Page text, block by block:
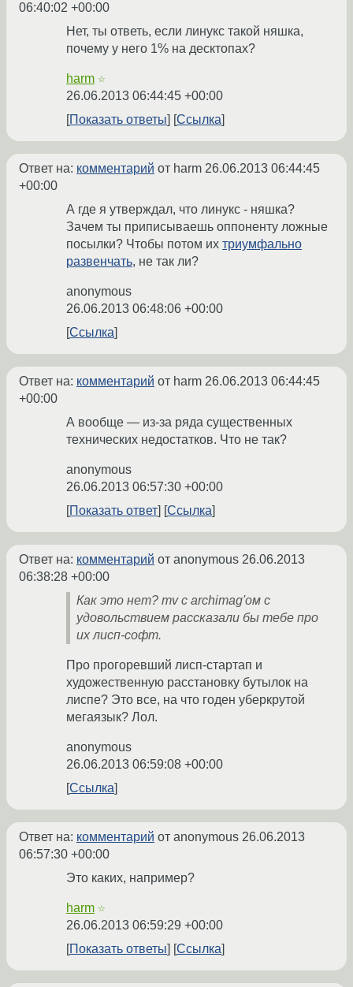
06:40:02 +00:00
Нет, ты ответь, если линукс такой няшка,
почему у него 1% на десктопах?
harm ☆
26.06.2013 06:44:45 +00:00
Показать ответы
Ссылка
Ответ на: комментарий от harm 26.06.2013 06:44:45
+00:00
А где я утверждал, что линукс - няшка?
Зачем ты приписываешь оппоненту ложные
посылки? Чтобы потом их триумфально
развенчать, не так ли?
anonymous
26.06.2013 06:48:06 +00:00
Ссылка
Ответ на: комментарий от harm 26.06.2013 06:44:45
+00:00
А вообще — из-за ряда существенных
технических недостатков. Что не так?
anonymous
26.06.2013 06:57:30 +00:00
Показать ответ
Ссылка
Ответ на: комментарий от anonymous 26.06.2013
06:38:28 +00:00
Как это нет? mv с archimag'ом с
удовольствием рассказали бы тебе про
их лисп-софт.
Про прогоревший лисп-стартап и
художественную расстановку бутылок на
лиспе? Это все, на что годен уберкрутой
мегаязык? Лол.
anonymous
26.06.2013 06:59:08 +00:00
Ссылка
Ответ на: комментарий от anonymous 26.06.2013
06:57:30 +00:00
Это каких, например?
harm ☆
26.06.2013 06:59:29 +00:00
Показать ответы
Ссылка